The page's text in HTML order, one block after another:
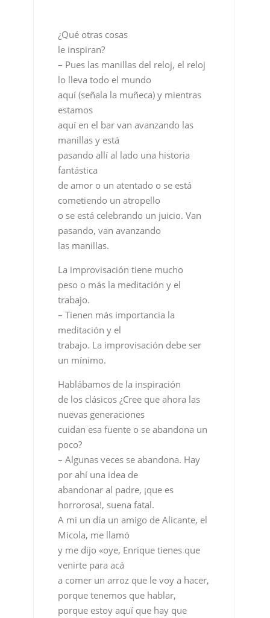
¿Qué otras cosas
le inspiran?
– Pues las manillas del reloj, el reloj
lo lleva todo el mundo
aquí (señala la muñeca) y mientras
estamos
aquí en el bar van avanzando las
manillas y está
pasando allí al lado una historia
fantástica
de amor o un atentado o se está
cometiendo un atropello
o se está celebrando un juicio. Van
pasando, van avanzando
las manillas.
La improvisación tiene mucho
peso o más la meditación y el
trabajo.
– Tienen más importancia la
meditación y el
trabajo. La improvisación debe ser
un mínimo.
Hablábamos de la inspiración
de los clásicos ¿Cree que ahora las
nuevas generaciones
cuidan esa fuente o se abandona un
poco?
– Algunas veces se abandona. Hay
por ahí una idea de
abandonar al padre, ¡que es
horrorosa!, suena fatal.
A mi un día un amigo de Alicante, el
Micola, me llamó
y me dijo «oye, Enrique tienes que
venirte para acá
a comer un arroz que le voy a hacer,
porque tenemos que hablar,
porque estoy aquí que hay que